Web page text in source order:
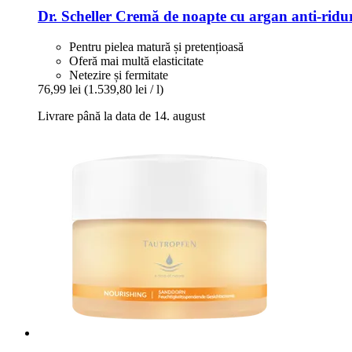
Dr. Scheller Cremă de noapte cu argan anti-​
Pentru pielea matură și pretențioasă
Oferă mai multă elasticitate
Netezire și fermitate
76,99 lei (1.539,80 lei / l)
Livrare până la data de 14. august